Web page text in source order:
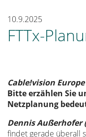
10.9.2025
FTTx-
Cable!vision Europe
Bitte erzählen Sie
Netzplanung
Dennis Außerhofer
findet gerade überall